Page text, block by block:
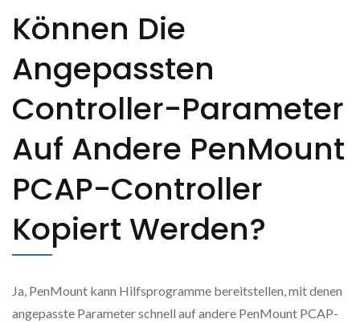
Können Die
Angepassten
Controller-Parameter
Auf Andere PenMount
PCAP-Controller
Kopiert Werden?
Ja, PenMount kann Hilfsprogramme bereitstellen, mit denen
angepasste Parameter schnell auf andere PenMount PCAP-